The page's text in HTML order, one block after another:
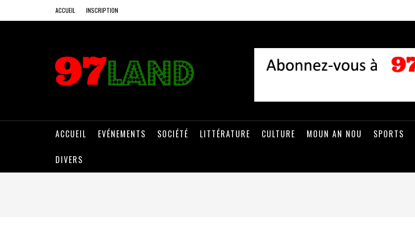
ACCUEIL INSCRIPTION
ACCUEIL EVÉNEMENTS SOCIÉTÉ LITTÉRATURE CULTURE MOUN AN NOU SPORTS
DIVERS